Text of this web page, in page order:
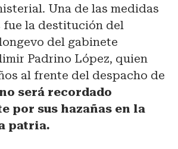
Una de las medidas
fue la destitución del
del gabinete
Padrino López, quien
al frente del despacho de
no será recordado
por sus hazañas en la
patria.